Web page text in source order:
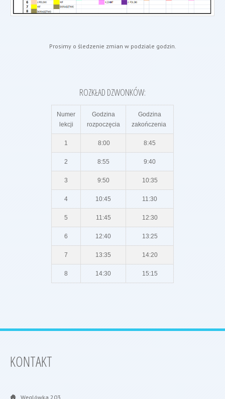
Prosimy o śledzenie zmian w podziale godzin.
ROZKŁAD DZWONKÓW:
Numer
lekcji
Godzina
rozpoczęcia
Godzina
zakończenia
1 8:00 8:45
2 8:55 9:40
3 9:50 10:35
4 10:45 11:30
5 11:45 12:30
6 12:40 13:25
7 13:35 14:20
8 14:30 15:15
KONTAKT
Węglówka 203